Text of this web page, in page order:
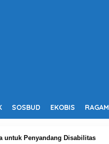
SOSBUD EKOBIS RAGAM
untuk Penyandang Disabilitas